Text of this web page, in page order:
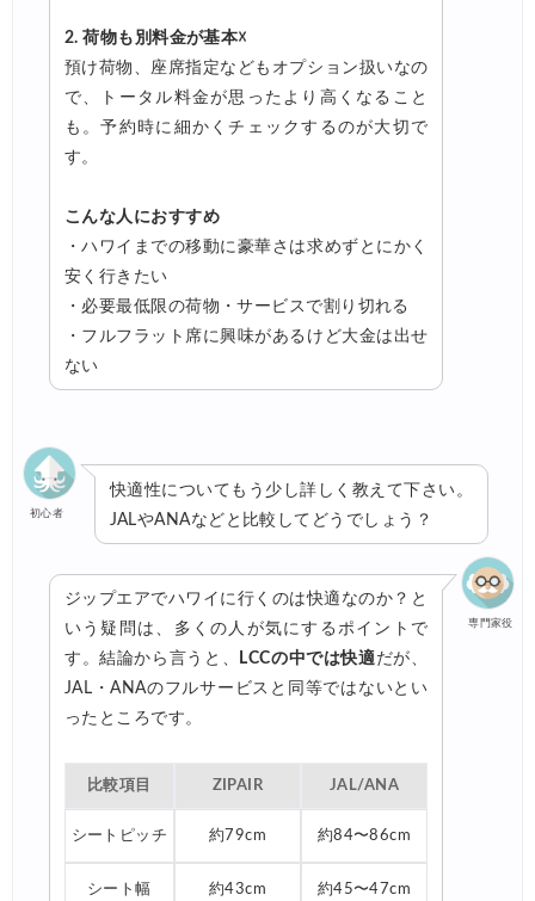
2. 荷物も別料金が基本☓
預け荷物、座席指定などもオプション扱いなの
で、トータル料金が思ったより高くなること
も。予約時に細かくチェックするのが大切で
す。
こんな人におすすめ
・ハワイまでの移動に豪華さは求めずとにかく
安く行きたい
・必要最低限の荷物・サービスで割り切れる
・フルフラット席に興味があるけど大金は出せ
ない
初心者
快適性についてもう少し詳しく教えて下さい。
JALやANAなどと比較してどうでしょう？
専門家役
ジップエアでハワイに行くのは快適なのか？と
いう疑問は、多くの人が気にするポイントで
す。結論から言うと、
LCCの中では快適だが、
JAL・ANAのフルサービスと同等ではないとい
ったところです。
比較項目 ZIPAIR JAL/ANA
シートピッチ 約79cm 約84〜86cm
シート幅 約43cm 約45〜47cm